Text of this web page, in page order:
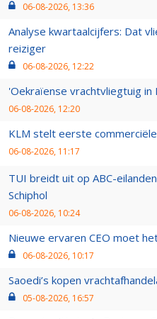
06-08-2026, 13:36
Analyse kwartaalcijfers: Dat
reiziger
06-08-2026, 12:22
'Oekraïense vrachtvliegtuig
06-08-2026, 12:20
KLM stelt eerste
06-08-2026, 11:17
TUI breidt uit op ABC-
Schiphol
06-08-2026, 10:24
Nieuwe ervaren CEO moet
06-08-2026, 10:17
Saoedi’s kopen
05-08-2026, 16:57